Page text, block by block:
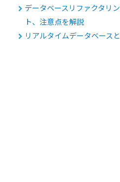
データベースリファクタリ
ト、注意点を解説
リアルタイムデータベース